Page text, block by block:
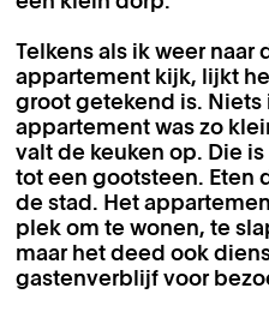
Telkens als ik weer
appartement kijk, lijkt
groot getekend is. Niets
appartement was zo
valt de keuken op. Die
tot een gootsteen.
de stad. Het
plek om te wonen, te
maar het deed ook
gastenverblijf voor